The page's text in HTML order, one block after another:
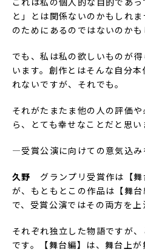
と」とは関係ないのかもしれ
のためにあるのではないのかも
でも、私は私の欲しいものが
います。創作とはそんな自分
れないですが、それでも。
それがたまたま他の人の評価
ら、とても幸せなことだと思い
―受賞公演に向けての意気込み
久野 グランプリ受賞作は【
が、もともとこの作品は【舞
で、受賞公演ではその両方を上
それぞれ独立した物語ですが
です。【舞台編】は、舞台上が